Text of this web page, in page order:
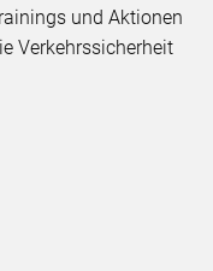
und Aktionen
Verkehrssicherheit